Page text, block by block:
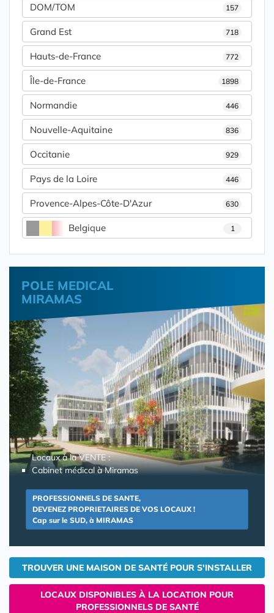
DOM/TOM 157
Grand Est 718
Hauts-de-France 772
Île-de-France 1898
Normandie 446
Nouvelle-Aquitaine 836
Occitanie 929
Pays de la Loire 446
Provence-Alpes-Côte-D'Azur 630
Belgique 1
POLE MEDICAL
MIRAMAS
Locaux à la VENTE :
Cabinet médical à Miramas
PROFESSIONNELS DE SANTE,
DEVENEZ PROPRIETAIRES DE VOS LOCAUX !
Cap sur le SUD, à MIRAMAS
TROUVER UNE MAISON DE SANTÉ POUR S'INSTALLER
LOCAUX DISPONIBLES À LA LOCATION POUR
PROFESSIONNELS DE SANTÉ